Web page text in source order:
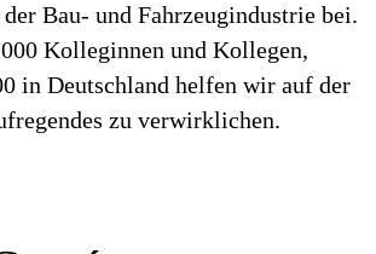
Bau- und Fahrzeugindustrie bei.
Kolleginnen und Kollegen,
in Deutschland helfen wir auf der
zu verwirklichen.